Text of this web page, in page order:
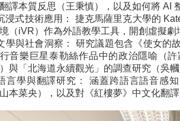
譯本質反思（王秉慎），以及如何將 AI
浸式技術應用： 捷克馬薩里克大學的
（iVR）作為外語教學工具，開創虛擬劇
學與社會洞察： 研究議題包含《使女的
音樂巨星泰勒絲作品中的政治隱喻（
與「北海道永續觀光」的調查研究（吳幗
言學與翻譯研究： 涵蓋跨語言語音感
山本菜央），以及對《紅樓夢》中文化翻